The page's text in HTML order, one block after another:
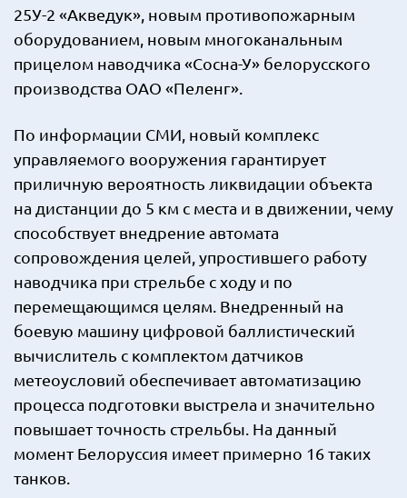
25У-2 «Акведук», новым противопожарным
оборудованием, новым многоканальным
прицелом наводчика «Сосна-У» белорусского
производства ОАО «Пеленг».
По информации СМИ, новый комплекс
управляемого вооружения гарантирует
приличную вероятность ликвидации объекта
на дистанции до 5 км с места и в движении, чему
способствует внедрение автомата
сопровождения целей, упростившего работу
наводчика при стрельбе с ходу и по
перемещающимся целям. Внедренный на
боевую машину цифровой баллистический
вычислитель с комплектом датчиков
метеоусловий обеспечивает автоматизацию
процесса подготовки выстрела и значительно
повышает точность стрельбы. На данный
момент Белоруссия имеет примерно 16 таких
танков.